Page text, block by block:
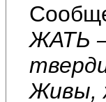
ЖАТЬ
Живы,